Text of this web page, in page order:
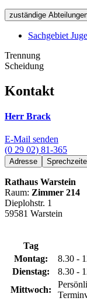
zuständige
Sachgebiet
Trennung
Scheidung
Kontakt
Herr Brack
E-Mail senden
(0 29 02) 81-365
Adresse
Rathaus Warstein
Raum: Zimmer 214
Dieplohstr. 1
59581 Warstein
Tag
Montag:
8.30 -
Dienstag:
8.30 -
Mittwoch: